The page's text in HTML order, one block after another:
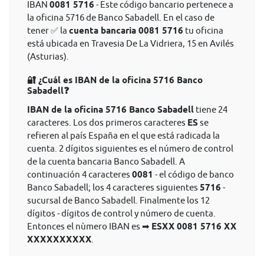
IBAN 0081 5716 - Este código bancario pertenece a
la oficina 5716 de Banco Sabadell. En el caso de
tener ✅ la cuenta bancaria 0081 5716 tu oficina
está ubicada en Travesia De La Vidriera, 15 en Avilés
(Asturias).
🔐 ¿Cuál es IBAN de la oficina 5716 Banco
Sabadell❓
IBAN de la oficina 5716 Banco Sabadell tiene 24
caracteres. Los dos primeros caracteres ES se
refieren al país España en el que está radicada la
cuenta. 2 dígitos siguientes es el número de control
de la cuenta bancaria Banco Sabadell. A
continuación 4 caracteres 0081 - el código de banco
Banco Sabadell; los 4 caracteres siguientes 5716 -
sucursal de Banco Sabadell. Finalmente los 12
dígitos - dígitos de control y número de cuenta.
Entonces el nùmero IBAN es ➡ ESXX 0081 5716 XX
XXXXXXXXXX